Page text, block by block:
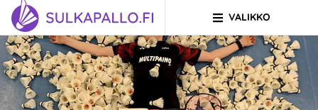
Siirry sivun sisältöön
SIIRRY ETUSIVULLE
VALIKKO